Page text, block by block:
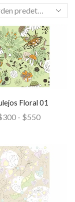
Floral 01
300 - $550